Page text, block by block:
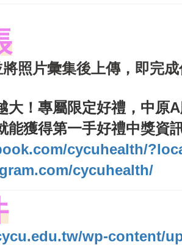
照片彙集後上傳，即完成
大！專屬限定好禮，中原
能獲得第一手好禮中獎資
cycuhealth/
cycuhealth/
wp-content/